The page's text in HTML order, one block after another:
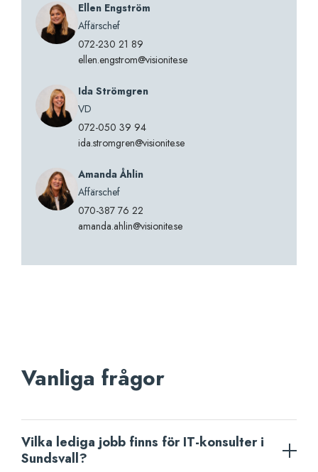
Ellen Engström
Affärschef
072-230 21 89
ellen.engstrom@visionite.se
Ida Strömgren
VD
072-050 39 94
ida.stromgren@visionite.se
Amanda Åhlin
Affärschef
070-387 76 22
amanda.ahlin@visionite.se
Vanliga frågor
Vilka lediga jobb finns för IT-konsulter i
Sundsvall?